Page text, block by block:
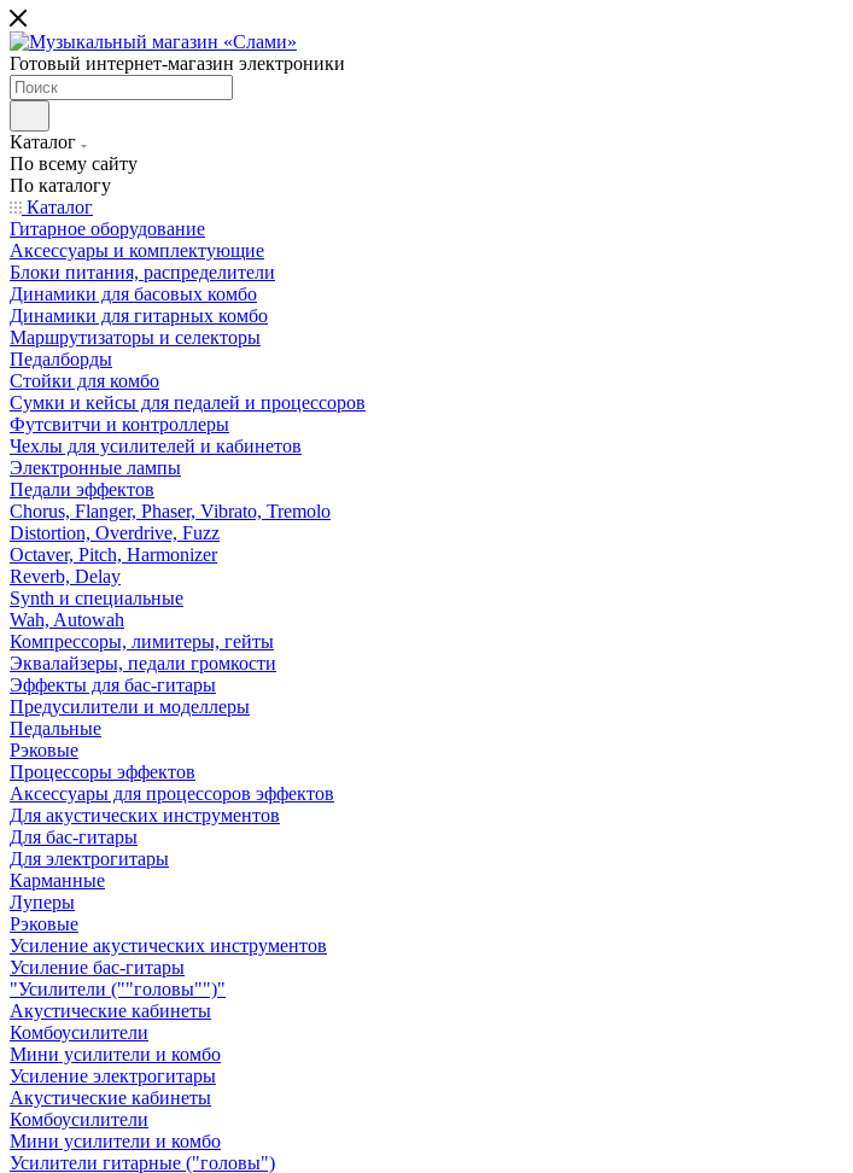
Готовый интернет-магазин электроники
Каталог
По всему сайту
По каталогу
Каталог
Гитарное оборудование
Аксессуары и комплектующие
Блоки питания, распределители
Динамики для басовых комбо
Динамики для гитарных комбо
Маршрутизаторы и селекторы
Педалборды
Стойки для комбо
Сумки и кейсы для педалей и процессоров
Футсвитчи и контроллеры
Чехлы для усилителей и кабинетов
Электронные лампы
Педали эффектов
Chorus, Flanger, Phaser, Vibrato, Tremolo
Distortion, Overdrive, Fuzz
Octaver, Pitch, Harmonizer
Reverb, Delay
Synth и специальные
Wah, Autowah
Компрессоры, лимитеры, гейты
Эквалайзеры, педали громкости
Эффекты для бас-гитары
Предусилители и моделлеры
Педальные
Рэковые
Процессоры эффектов
Аксессуары для процессоров эффектов
Для акустических инструментов
Для бас-гитары
Для электрогитары
Карманные
Луперы
Рэковые
Усиление акустических инструментов
Усиление бас-гитары
"Усилители (""головы"")"
Акустические кабинеты
Комбоусилители
Мини усилители и комбо
Усиление электрогитары
Акустические кабинеты
Комбоусилители
Мини усилители и комбо
Усилители гитарные ("головы")